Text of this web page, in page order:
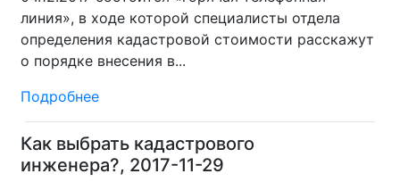
линия», в ходе которой специалисты отдела
определения кадастровой стоимости расскажут
о порядке внесения в...
Подробнее
Как выбрать кадастрового
инженера?, 2017-11-29